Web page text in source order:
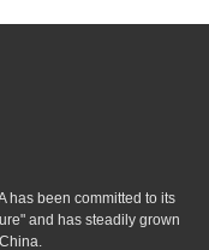
has been committed to its
and has steadily grown